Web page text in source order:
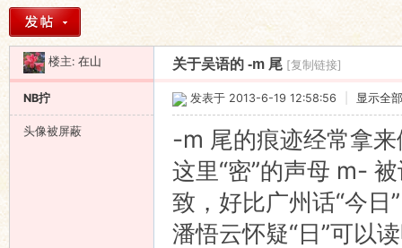
» › ›
楼主: 在山 关于吴语的 -m 尾 [复制链接]
NB拧
头像被屏蔽
发表于 2013-6-19 12:58:56 显示全
-m 尾的痕迹经常拿来
这里“密”的声母 m-
致，好比广州话“今
潘悟云怀疑“日”可以